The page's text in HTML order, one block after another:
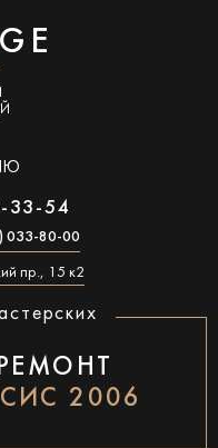
33-54
033-80-00
пр., 15 к2
2006